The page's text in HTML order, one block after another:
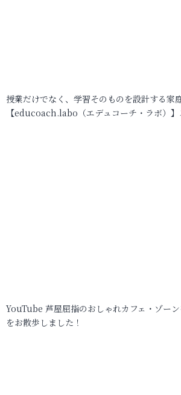
授業だけでなく、学習そのものを設計する家
【educoach.labo（エデュコーチ・ラボ）
YouTube 芦屋屈指のおしゃれカフェ・ゾー
をお散歩しました！